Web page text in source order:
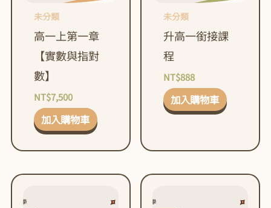
未分類
高一上第一章
【實數與指對
數】
NT$7,500
加入購物車
未分類
升高一銜接課
程
NT$888
加入購物車